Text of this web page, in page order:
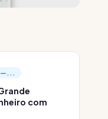
—...
com